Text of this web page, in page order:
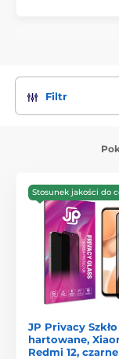
Filtr
Stosunek jakości do
JP Privacy Szkło
hartowane,
Redmi 12, czarne